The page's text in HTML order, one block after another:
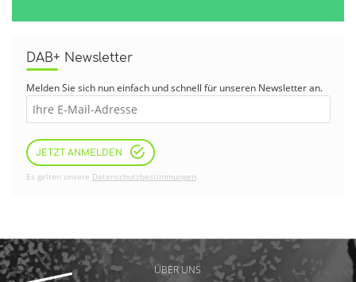
DAB+ Newsletter
Melden Sie sich nun einfach und schnell für unseren Newsletter an.
JETZT ANMELDEN
Es gelten unsere Datenschutzbestimmungen
ÜBER UNS